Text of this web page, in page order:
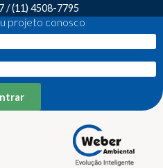
/(11) 4508-7795
projeto conosco